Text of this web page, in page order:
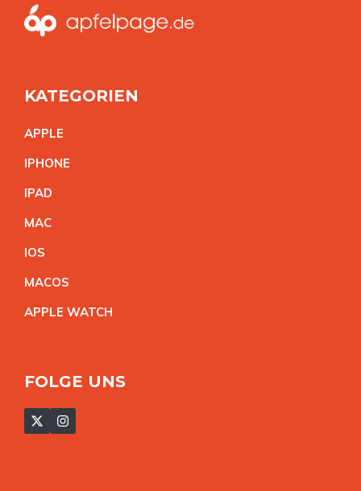
KATEGORIEN
APPLE
IPHONE
IPAD
MAC
IOS
MACOS
APPLE WATCH
FOLGE UNS